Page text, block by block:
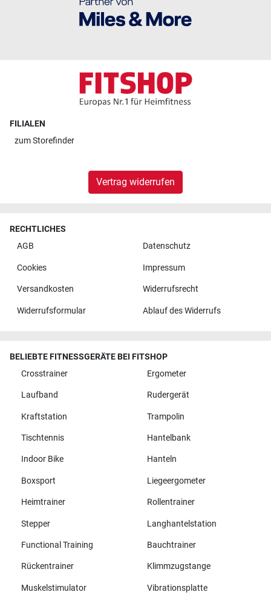
FILIALEN
zumStorefinder
Vertrag widerrufen
RECHTLICHES
AGB
Datenschutz
Cookies Impressum
Versandkosten Widerrufsrecht
Widerrufsformular Ablauf des Widerrufs
BELIEBTE FITNESSGERÄTE BEI FITSHOP
Crosstrainer
Ergometer
Laufband Rudergerät
Kraftstation Trampolin
Tischtennis Hantelbank
Indoor Bike Hanteln
Boxsport Liegeergometer
Heimtrainer Rollentrainer
Stepper Langhantelstation
Functional Training Bauchtrainer
Rückentrainer Klimmzugstange
Muskelstimulator Vibrationsplatte